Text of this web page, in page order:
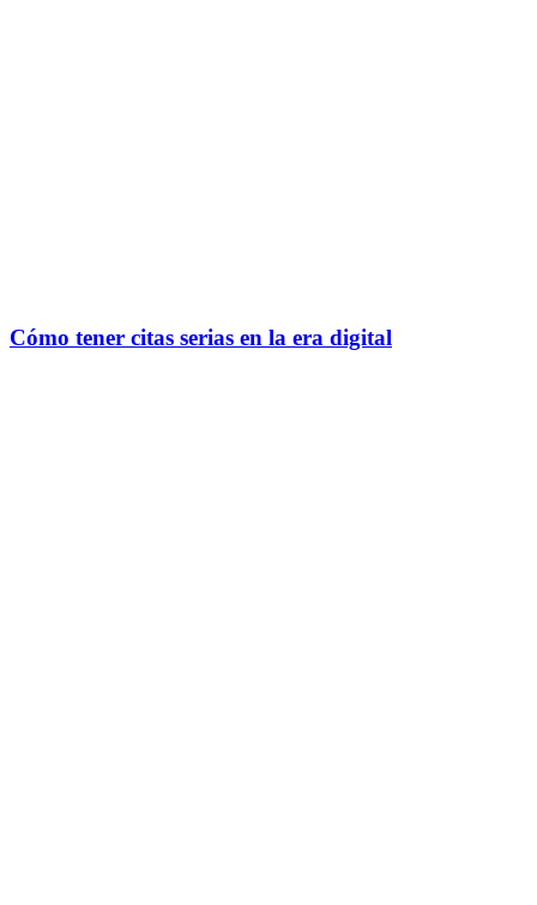
Cómo tener citas serias en la era digital